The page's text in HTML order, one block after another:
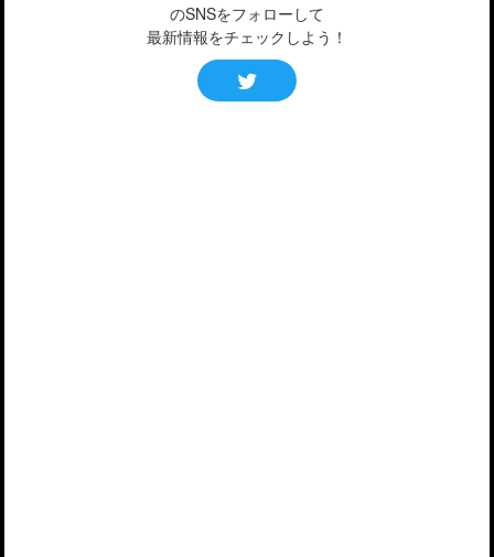
のSNSをフォローして
最新情報をチェックしよう！